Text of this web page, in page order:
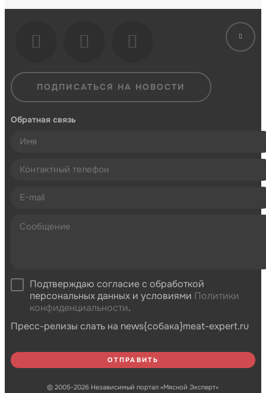
ПОДПИСАТЬСЯ НА НОВОСТИ
Обратная связь
Подтверждаю согласие с обработкой
персональных данных и условиями Политики
конфиденциальности.
Пресс-релизы слать на news{собака}meat-expert.ru
© 2005-2026 Независимый портал «Мясной Эксперт»